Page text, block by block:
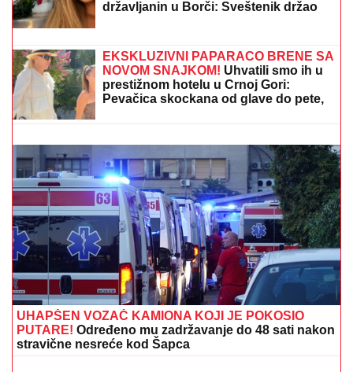
ispratila Ruskinju koju je ugušio turski
državljanin u Borči: Sveštenik držao
opelo na Lešću
SVI DETALJI DRAME MILICE I TERZE U CRNOJ
GORI!On se hitno oglasio: "Rekla mi je da je sa
dečkom, sve ćemo rešiti na sudu"
EKSKLUZIVNI PAPARACO BRENE SA
NOVOM SNAJKOM!Uhvatili smo ih u
prestižnom hotelu u Crnoj Gori:
Pevačica skockana od glave do pete,